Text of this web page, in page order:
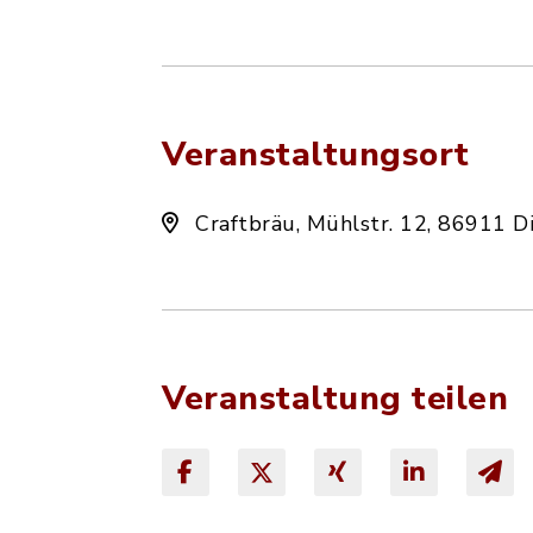
Veranstaltungsort
Craftbräu, Mühlstr. 12, 86911
Veranstaltung teilen